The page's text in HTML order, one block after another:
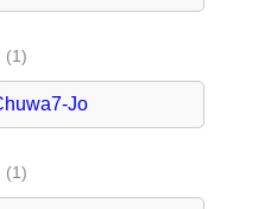
(1)
Jo
(1)